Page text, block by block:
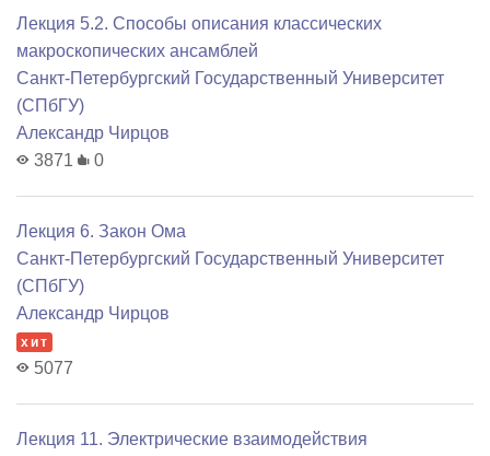
Лекция 5.2. Способы описания классических
макроскопических ансамблей
Санкт-Петербургский Государственный Университет
(СПбГУ)
Александр Чирцов
3871
0
Лекция 6. Закон Ома
Санкт-Петербургский Государственный Университет
(СПбГУ)
Александр Чирцов
хит
5077
Лекция 11. Электрические взаимодействия